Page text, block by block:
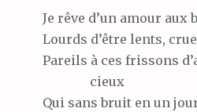
Je rêve d’un amour
Lourds d’être lents,
Pareils à ces frissons
cieux
Qui sans bruit en un